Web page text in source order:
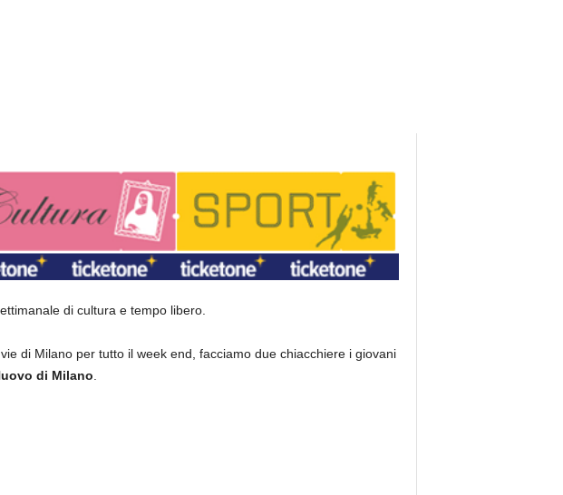
di cultura e tempo libero.
di Milano per tutto il week end, facciamo due chiacchiere i giovani
di Milano